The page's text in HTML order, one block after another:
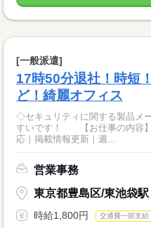
[一般派遣]
17時50分退社！時短
ど！綺麗オフィス
◇セキュリティに関する製品メ
すいです！ 【お仕事の内容】
応｜掲載情報更新｜週...
営業事務
東京都豊島区/東池袋駅
時給1,800円 交通費一部支給